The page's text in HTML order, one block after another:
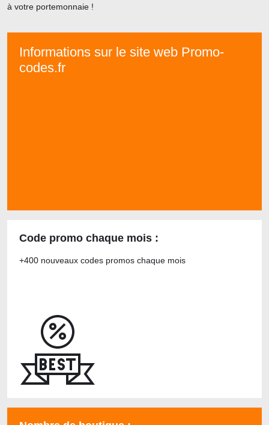
à votre portemonnaie !
Informations sur le site web Promo-
codes.fr
Code promo chaque mois :
+400 nouveaux codes promos chaque mois